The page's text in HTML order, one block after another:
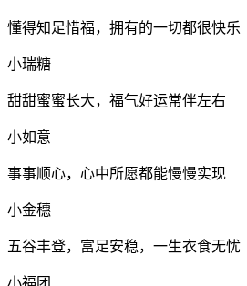
懂得知足惜福，拥有的一切都很快乐
小瑞糖
甜甜蜜蜜长大，福气好运常伴左右
小如意
事事顺心，心中所愿都能慢慢实现
小金穗
五谷丰登，富足安稳，一生衣食无忧
小福团